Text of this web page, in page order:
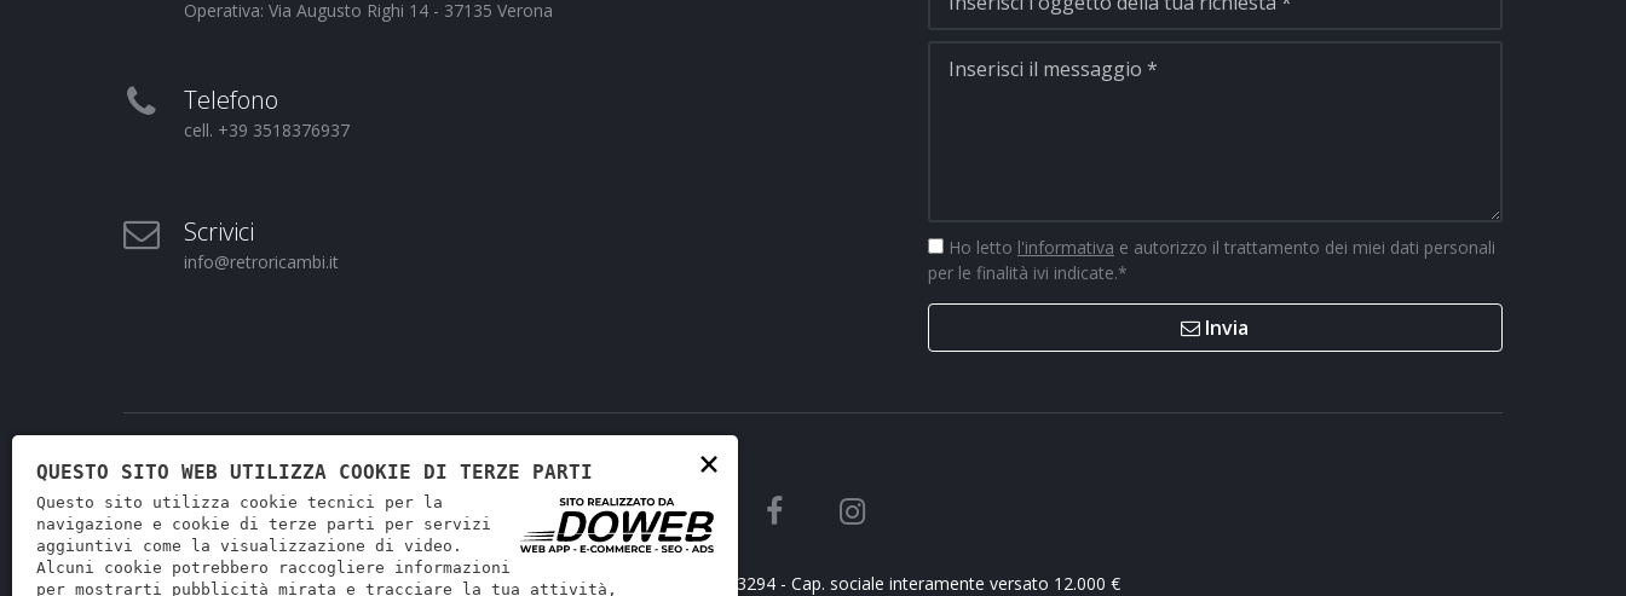
Operativa: Via Augusto Righi 14 - 37135 Verona
Telefono
cell. +39 3518376937
Scrivici
info@retroricambi.it
Ho letto l'informativa e autorizzo il trattamento dei miei dati personali
per le finalità ivi indicate.*
Invia
Retro Ricambi srl - REA VR-423294 - Cap. sociale interamente versato 12.000 €
×
QUESTO SITO WEB UTILIZZA COOKIE DI TERZE PARTI
Questo sito utilizza cookie tecnici per la
navigazione e cookie di terze parti per servizi
aggiuntivi come la visualizzazione di video.
Alcuni cookie potrebbero raccogliere informazioni
per mostrarti pubblicità mirata e tracciare la tua attività,